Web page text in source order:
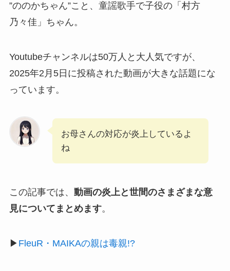
”ののかちゃん”こと、童謡歌手で子役の「村方
乃々佳」ちゃん。
Youtubeチャンネルは50万人と大人気ですが、
2025年2月5日に投稿された動画が大きな話題にな
っています。
お母さんの対応が炎上しているよ
ね
この記事では、 動画の炎上と世間のさまざまな意
見についてまとめます。
▶ FleuR・MAIKAの親は毒親!?